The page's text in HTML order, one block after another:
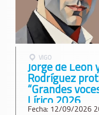
VIGO
Jorge de León
Rodríguez
“Grandes
Lírico 2026
Fecha: 12/09/2026